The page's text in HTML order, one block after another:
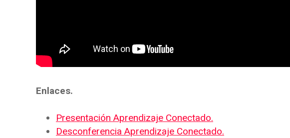
Enlaces.
Presentación Aprendizaje Conectado.
Desconferencia Aprendizaje Conectado.